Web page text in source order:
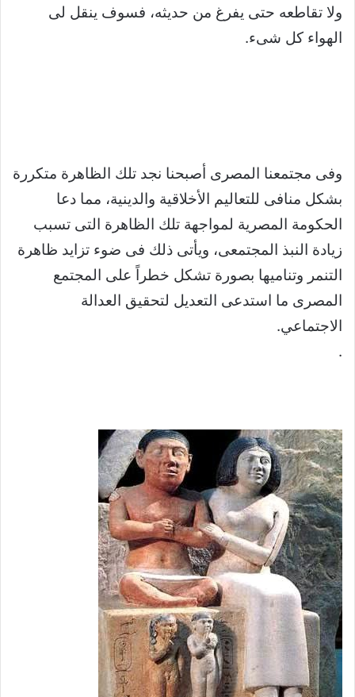
ولا تقاطعه حتى يفرغ من حديثه، فسوف ينقل لى
الهواء كل شىء.
وفى مجتمعنا المصرى أصبحنا نجد تلك الظاهرة متكررة
بشكل منافى للتعاليم الأخلاقية والدينية، مما دعا
الحكومة المصرية لمواجهة تلك الظاهرة التى تسبب
زيادة النبذ المجتمعى، ويأتى ذلك فى ضوء تزايد ظاهرة
التنمر وتناميها بصورة تشكل خطراً على المجتمع
المصرى ما استدعى التعديل لتحقيق العدالة
الاجتماعي.
.